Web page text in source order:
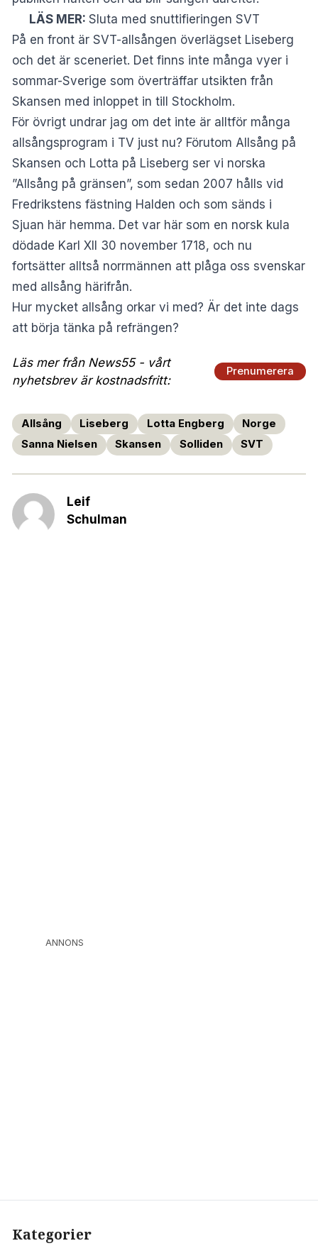
LÄS MER: Sluta med snuttifieringen SVT
På en front är SVT-allsången överlägset Liseberg
och det är sceneriet. Det finns inte många vyer i
sommar-Sverige som överträffar utsikten från
Skansen med inloppet in till Stockholm.
För övrigt undrar jag om det inte är alltför många
allsångsprogram i TV just nu? Förutom Allsång på
Skansen och Lotta på Liseberg ser vi norska
”Allsång på gränsen”, som sedan 2007 hålls vid
Fredrikstens fästning Halden och som sänds i
Sjuan här hemma. Det var här som en norsk kula
dödade Karl XII 30 november 1718, och nu
fortsätter alltså norrmännen att plåga oss svenskar
med allsång härifrån.
Hur mycket allsång orkar vi med? Är det inte dags
att börja tänka på refrängen?
Läs mer från News55 - vårt
nyhetsbrev är kostnadsfritt:
Prenumerera
Allsång Liseberg Lotta Engberg
Norge
Sanna Nielsen
Skansen Solliden SVT
Leif
Schulman
ANNONS
Kategorier